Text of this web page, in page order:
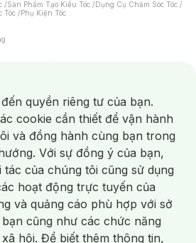
/Sản Phẩm Tạo Kiểu Tóc /Dụng Cụ Chăm Sóc Tóc /
Tóc /Phụ Kiện Tóc
/Mặt Nạ Xông Hơi /Nước Rửa Tay/
Đánh Răng /Bàn Chải Điện/
/Máy Tăm Nước/ Nước Súc Miệng/
/ Dung Dịch Vệ Sinh/Dưỡng Vùng Kín/
Vệ Sinh/Tampon/Bọt Cạo Râu /Dao Cạo Râu/
/ Mất Nước/ Da Lão Hóa/ Da Mụn/
Màu Thâm / Nám / Tàn Nhang
Da Cơ Địa
Dụng Cụ / Máy Rửa Mặt Máy Chăm Sóc Da
quyền riêng tư của bạn.
cookie cần thiết để vận hành
và đồng hành cùng bạn trong
Với sự đồng ý của bạn,
của chúng tôi cũng sử dụng
hoạt động trực tuyến của
và quảng cáo phù hợp với sở
cũng như các chức năng
hội. Để biết thêm thông tin,